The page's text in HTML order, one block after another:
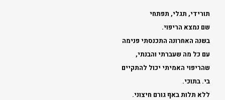
תורידי, תגלי, תפתחי
שם נמצא הריפוי.
בשנה האחרונה התכנסתי פנימה
עם כל מה שעברתי והבנתי,
שהריפוי האמיתי יכול להתקיים
בי. בתוכי.
ללא תלות באף גורם חיצוני.